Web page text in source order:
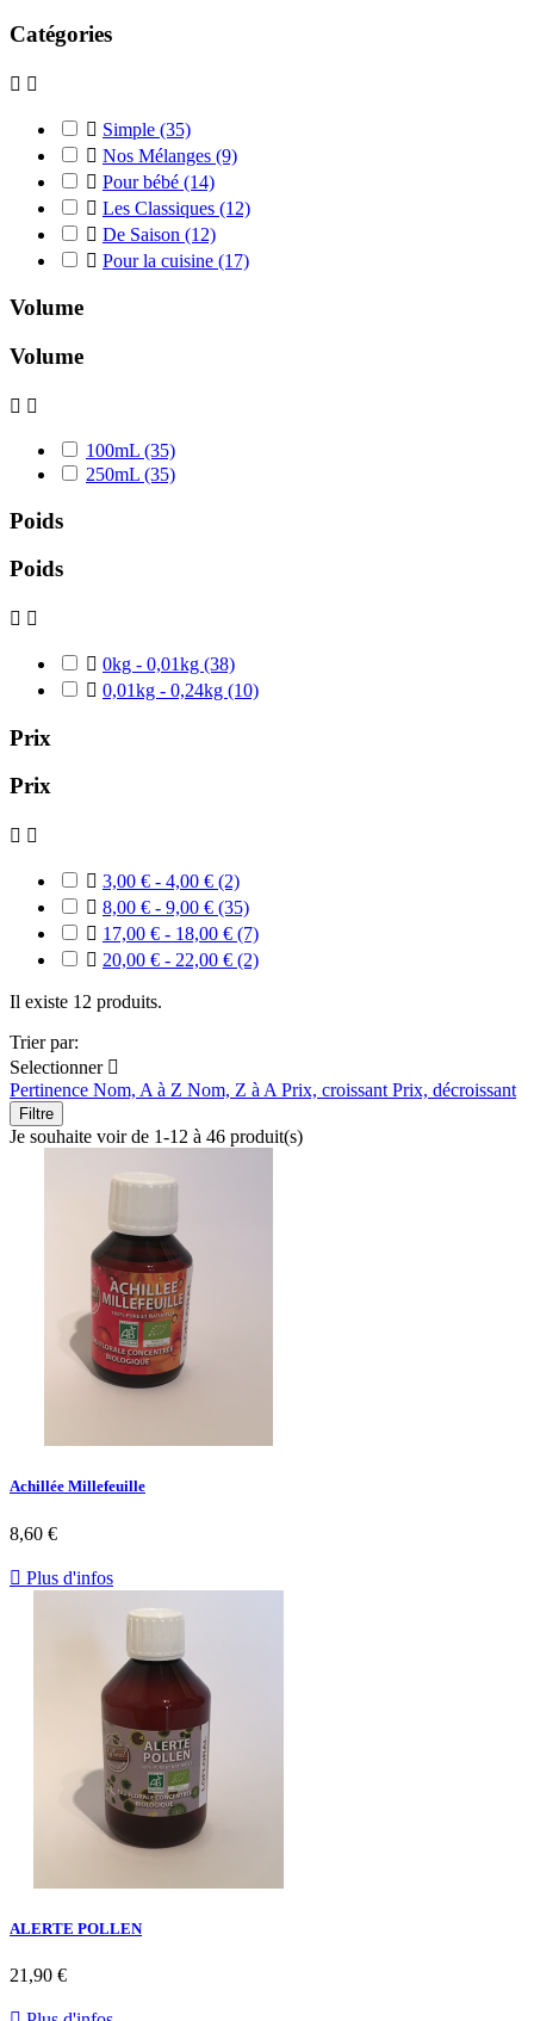
Catégories
 
 Simple (35)
 Nos Mélanges (9)
 Pour bébé (14)
 Les Classiques (12)
 De Saison (12)
 Pour la cuisine (17)
Volume
Volume
 
100mL (35)
250mL (35)
Poids
Poids
 
 0kg - 0,01kg (38)
 0,01kg - 0,24kg (10)
Prix
Prix
 
 3,00 € - 4,00 € (2)
 8,00 € - 9,00 € (35)
 17,00 € - 18,00 € (7)
 20,00 € - 22,00 € (2)
Il existe 12 produits.
Trier par:
Selectionner 
Pertinence Nom, A à Z Nom, Z à A Prix, croissant Prix, décroissant
Filtre
Je souhaite voir de 1-12 à 46 produit(s)
Achillée Millefeuille
8,60 €
 Plus d'infos
ALERTE POLLEN
21,90 €